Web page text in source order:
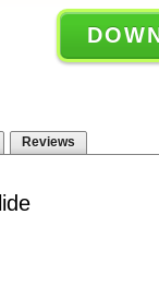
Reviews